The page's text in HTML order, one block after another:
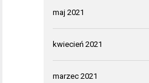
maj 2021
kwiecień 2021
marzec 2021